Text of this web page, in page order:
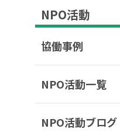
NPO活動
協働事例
NPO活動一覧
NPO活動ブログ